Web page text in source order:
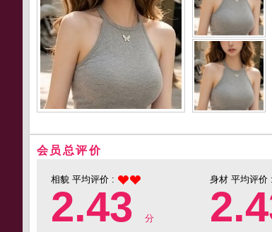
会员总评价
相貌 平均评价 :
2.43 分
身材 平均评价 :